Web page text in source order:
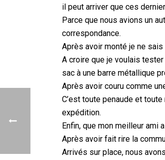
il peut arriver que ces
Parce que nous avions un
correspondance.
Après avoir monté je ne
A croire que je voulais tester
sac à une barre métallique
Après avoir couru comme
C’est toute penaude et
expédition.
Enfin, que mon meilleur ami
Après avoir fait rire la
Arrivés sur place, nous